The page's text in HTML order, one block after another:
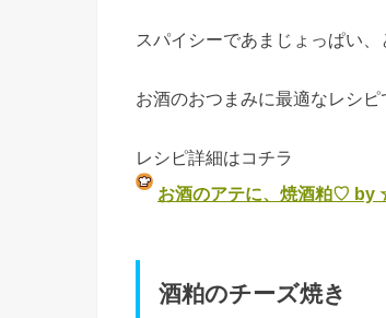
スパイシーであまじょっぱい、
お酒のおつまみに最適なレシピ
レシピ詳細はコチラ
お酒のアテに、焼酒粕♡
酒粕のチーズ焼き